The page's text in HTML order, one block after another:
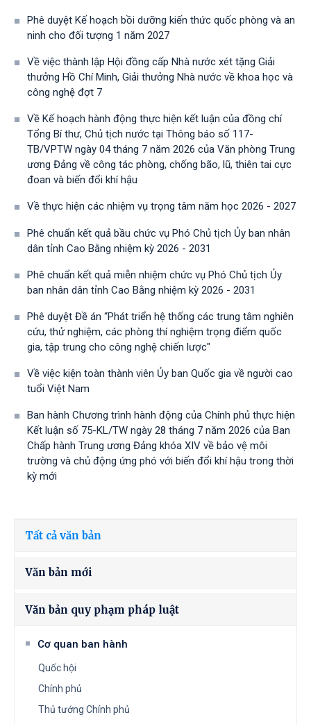
Phê duyệt Kế hoạch bồi dưỡng kiến thức quốc phòng và an
ninh cho đối tượng 1 năm 2027
Về việc thành lập Hội đồng cấp Nhà nước xét tặng Giải
thưởng Hồ Chí Minh, Giải thưởng Nhà nước về khoa học và
công nghệ đợt 7
Về Kế hoạch hành động thực hiện kết luận của đồng chí
Tổng Bí thư, Chủ tịch nước tại Thông báo số 117-
TB/VPTW ngày 04 tháng 7 năm 2026 của Văn phòng Trung
ương Đảng về công tác phòng, chống bão, lũ, thiên tai cực
đoan và biến đổi khí hậu
Về thực hiện các nhiệm vụ trọng tâm năm học 2026 - 2027
Phê chuẩn kết quả bầu chức vụ Phó Chủ tịch Ủy ban nhân
dân tỉnh Cao Bằng nhiệm kỳ 2026 - 2031
Phê chuẩn kết quả miễn nhiệm chức vụ Phó Chủ tịch Ủy
ban nhân dân tỉnh Cao Bằng nhiệm kỳ 2026 - 2031
Phê duyệt Đề án “Phát triển hệ thống các trung tâm nghiên
cứu, thử nghiệm, các phòng thí nghiệm trọng điểm quốc
gia, tập trung cho công nghệ chiến lược"
Về việc kiện toàn thành viên Ủy ban Quốc gia về người cao
tuổi Việt Nam
Ban hành Chương trình hành động của Chính phủ thực hiện
Kết luận số 75-KL/TW ngày 28 tháng 7 năm 2026 của Ban
Chấp hành Trung ương Đảng khóa XIV về bảo vệ môi
trường và chủ động ứng phó với biến đổi khí hậu trong thời
kỳ mới
Tất cả văn bản
Văn bản mới
Văn bản quy phạm pháp luật
Cơ quan ban hành
Quốc hội
Chính phủ
Thủ tướng Chính phủ